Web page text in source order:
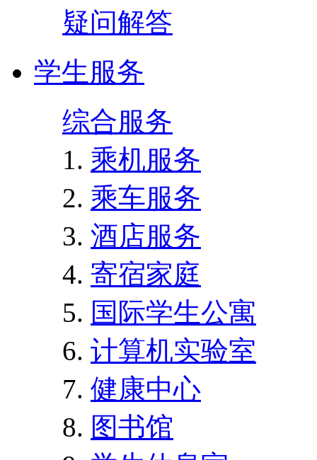
疑问解答
学生服务
综合服务
乘机服务
乘车服务
酒店服务
寄宿家庭
国际学生公寓
计算机实验室
健康中心
图书馆